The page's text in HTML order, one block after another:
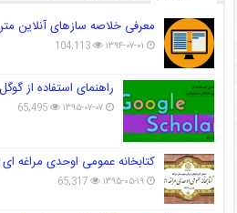
معرفی خلاصه سازهای آنلاین
۱۳۹۴-۰۷-۰۱ 104,113
راهنمای استفاده از
۱۳۹۵-۰۷-۰۷ 65,495
کتابخانه عمومی اوحدی مراغه
۱۳۹۵-۰۵-۱۹ 65,317